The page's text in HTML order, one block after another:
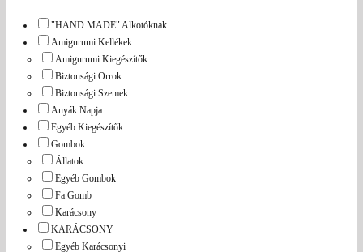
"HAND MADE" Alkotóknak
Amigurumi Kellékek
Amigurumi Kiegészítők
Biztonsági Orrok
Biztonsági Szemek
Anyák Napja
Egyéb Kiegészítők
Gombok
Állatok
Egyéb Gombok
Fa Gomb
Karácsony
KARÁCSONY
Egyéb Karácsonyi